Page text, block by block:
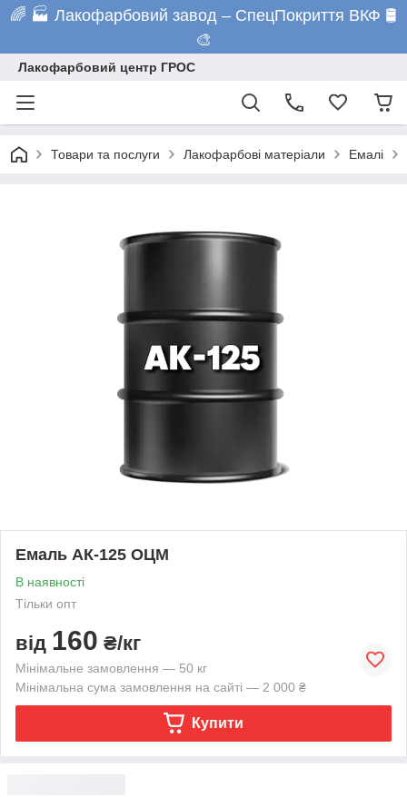
🌈 🏭 Лакофарбовий завод – СпецПокриття ВКФ 🛢️
🎨
Лакофарбовий центр ГРОС
Товари та послуги Лакофарбові матеріали Емалі
Емаль АК-125 ОЦМ
В наявності
Тільки опт
від 160 ₴/кг
Мінімальне замовлення — 50 кг
Мінімальна сума замовлення на сайті — 2 000 ₴
Купити